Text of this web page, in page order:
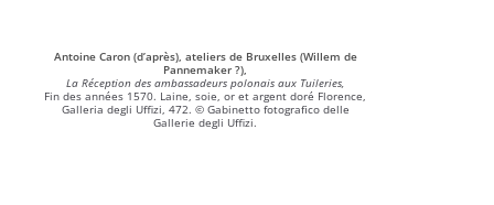
Antoine Caron (d’après), ateliers de Bruxelles (Willem de
Pannemaker ?),
La Réception des ambassadeurs polonais aux Tuileries,
Fin des années 1570. Laine, soie, or et argent doré Florence,
Galleria degli Uffizi, 472. © Gabinetto fotografico delle
Gallerie degli Uffizi.